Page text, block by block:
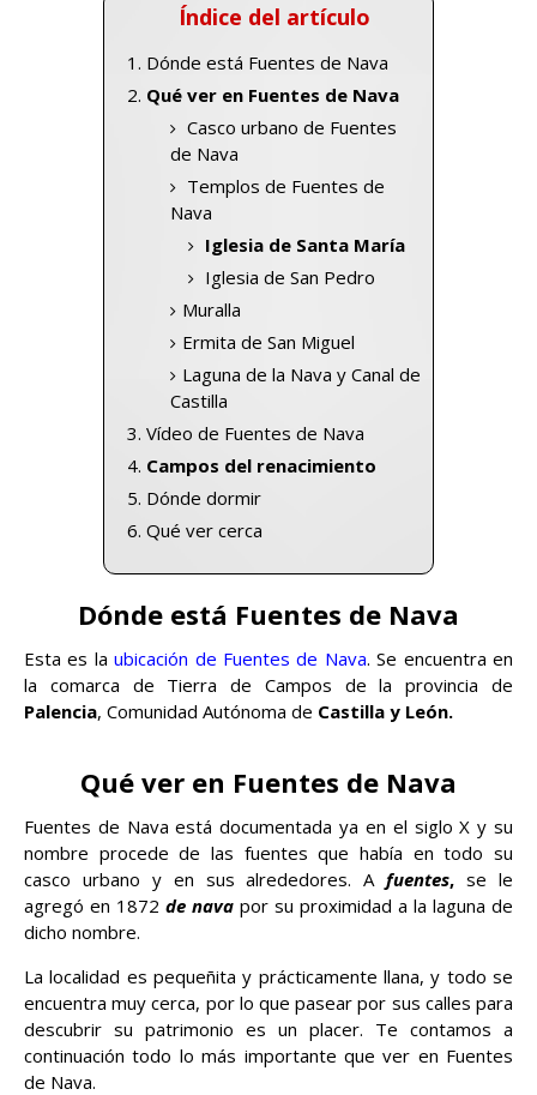
Índice del artículo
Dónde está Fuentes de Nava
Qué ver en Fuentes de Nava
Casco urbano de Fuentes
de Nava
Templos de Fuentes de
Nava
Iglesia de Santa María
Iglesia de San Pedro
Muralla
Ermita de San Miguel
Laguna de la Nava y Canal de
Castilla
Vídeo de Fuentes de Nava
Campos del renacimiento
Dónde dormir
Qué ver cerca
Dónde está Fuentes de Nava
Esta es laubicación de Fuentes de Nava. Se encuentra en
la comarca de Tierra de Campos de la provincia de
Palencia, Comunidad Autónoma de Castilla y León.
Qué ver en Fuentes de Nava
Fuentes de Nava está documentada ya en el siglo X y su
nombre procede de las fuentes que había en todo su
casco urbano y en sus alrededores. Afuentes, se le
agregó en 1872 de nava por su proximidad a la laguna de
dicho nombre.
La localidad es pequeñita y prácticamente llana, y todo se
encuentra muy cerca, por lo que pasear por sus calles para
descubrir su patrimonio es un placer. Te contamos a
continuación todo lo más importante que ver en Fuentes
de Nava.